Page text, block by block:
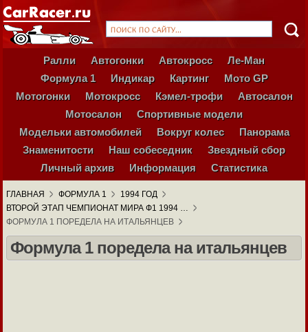
Ралли Автогонки Автокросс
Ле-Ман
Формула 1
Индикар Картинг
Мото GP
Мотогонки
Мотокросс Кэмел-трофи
Автосалон
Мотосалон
Спортивные модели
Модельки автомобилей
Вокруг колес
Панорама
Знаменитости
Наш собеседник
Звездный сбор
Личный архив
Информация Статистика
ГЛАВНАЯ ФОРМУЛА 1
1994 ГОД
ВТОРОЙ ЭТАП ЧЕМПИОНАТ МИРА Ф1 1994 …
ФОРМУЛА 1 ПОРЕДЕЛА НА ИТАЛЬЯНЦЕВ
Формула 1 поредела на итальянцев